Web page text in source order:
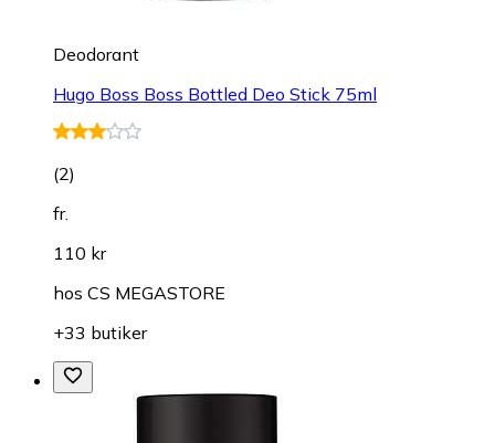
Deodorant
Hugo Boss Boss Bottled Deo Stick 75ml
(2)
fr.
110 kr
hos CS MEGASTORE
+33 butiker